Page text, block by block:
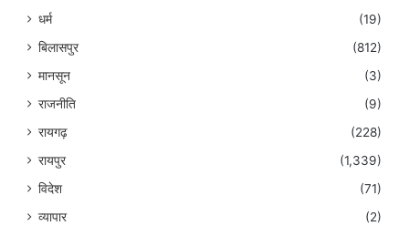
धर्म
(19)
बिलासपुर
(812)
मानसून
(3)
राजनीति
(9)
रायगढ़
(228)
रायपुर
(1,339)
विदेश
(71)
व्यापार
(2)